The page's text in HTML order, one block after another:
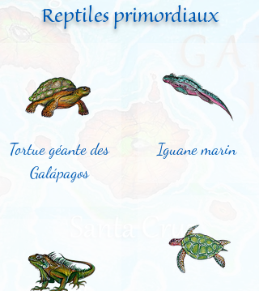
Reptiles primordiaux
Tortue géante des
Galápagos
Iguane marin